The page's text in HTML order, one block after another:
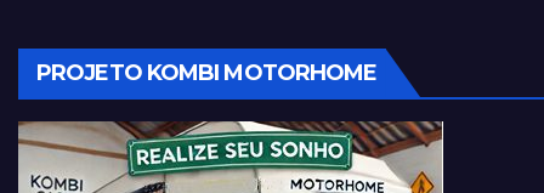
PROJETO KOMBI MOTORHOME